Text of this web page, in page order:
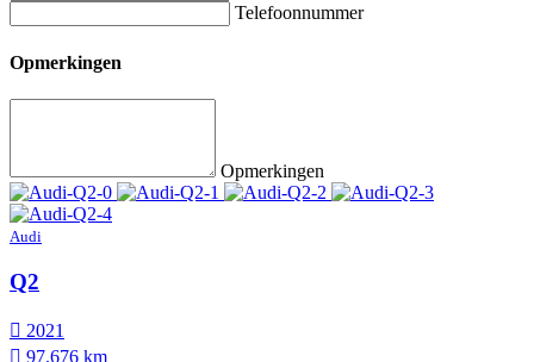
Telefoonnummer
Opmerkingen
Opmerkingen
Audi
Q2
2021
97.676 km